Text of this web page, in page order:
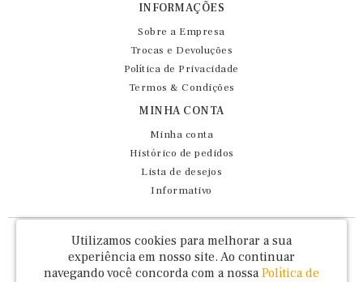
INFORMAÇÕES
Sobre a Empresa
Trocas e Devoluções
Política de Privacidade
Termos & Condições
MINHA CONTA
Minha conta
Histórico de pedidos
Lista de desejos
Informativo
Fernando Maluhy Cia Ltda - CNPJ: 60.458.825/0001-86
Rua Dr Euclydes da Cunha, 47 - Brás - São Paulo / SP - CEP 03016-030
Utilizamos cookies para melhorar a sua
experiência em nosso site. Ao continuar
navegando você concorda com a nossa Política de